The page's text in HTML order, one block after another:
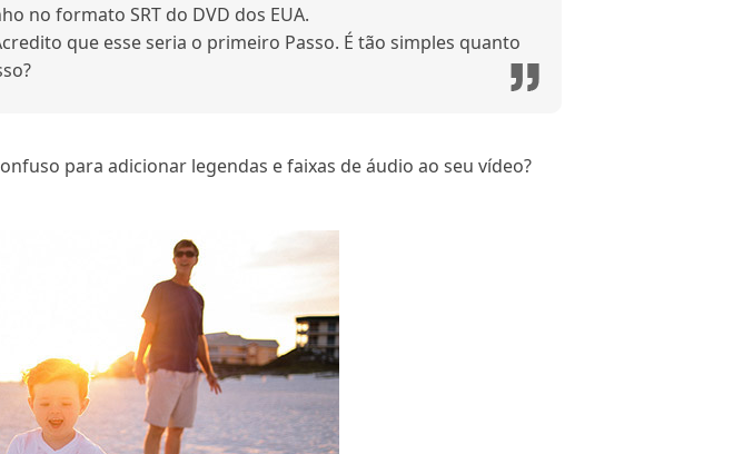
no formato SRT do DVD dos EUA.
que esse seria o primeiro Passo. É tão simples quanto
para adicionar legendas e faixas de áudio ao seu vídeo?